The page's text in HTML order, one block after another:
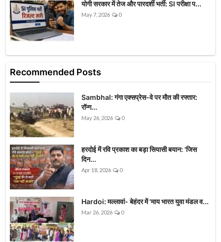
योगी सरकार में तेज और पारदर्शी भर्ती: SI परीक्षा प...
May 7, 2026 0
Recommended Posts
Sambhal: गंगा एक्सप्रेस-वे पर मौत की रफ्तार:
रॉन्ग...
May 26, 2026 0
हरदोई में रवि प्रकाश का बड़ा सियासी बयान: 'जिस
दिन...
Apr 18, 2026 0
Hardoi: मल्लावां- बेहंदर में 'माय भारत युवा मंडल व...
Mar 26, 2026 0